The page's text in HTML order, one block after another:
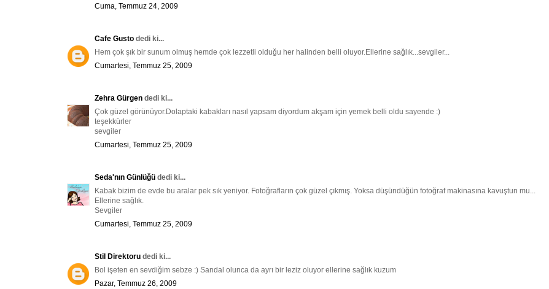
Cuma, Temmuz 24, 2009
Cafe Gusto dedi ki...
Hem çok şık bir sunum olmuş hemde çok lezzetli olduğu her halinden belli oluyor.Ellerine sağlık...sevgiler...
Cumartesi, Temmuz 25, 2009
Zehra Gürgen dedi ki...
Çok güzel görünüyor.Dolaptaki kabakları nasıl yapsam diyordum akşam için yemek belli oldu sayende :)
teşekkürler
sevgiler
Cumartesi, Temmuz 25, 2009
Seda'nın Günlüğü dedi ki...
Kabak bizim de evde bu aralar pek sık yeniyor. Fotoğrafların çok güzel çıkmış. Yoksa düşündüğün fotoğraf makinasına kavuştun mu...
Ellerine sağlık.
Sevgiler
Cumartesi, Temmuz 25, 2009
Stil Direktoru dedi ki...
Bol işeten en sevdiğim sebze :) Sandal olunca da ayrı bir leziz oluyor ellerine sağlık kuzum
Pazar, Temmuz 26, 2009